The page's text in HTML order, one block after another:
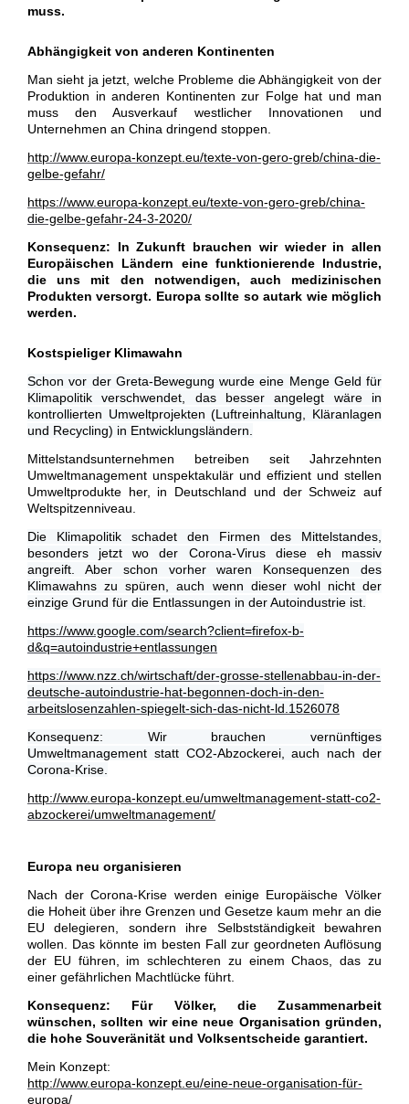
muss.
Abhängigkeit von anderen Kontinenten
Man sieht ja jetzt, welche Probleme die Abhängigkeit von der
Produktion in anderen Kontinenten zur Folge hat und man
muss den Ausverkauf westlicher Innovationen und
Unternehmen an China dringend stoppen.
http://www.europa-konzept.eu/texte-von-gero-greb/china-die-
gelbe-gefahr/
https://www.europa-konzept.eu/texte-von-gero-greb/china-
die-gelbe-gefahr-24-3-2020/
Konsequenz: In Zukunft brauchen wir wieder in allen
Europäischen Ländern eine funktionierende Industrie,
die uns mit den notwendigen, auch medizinischen
Produkten versorgt. Europa sollte so autark wie möglich
werden.
Kostspieliger Klimawahn
Schon vor der Greta-Bewegung wurde eine Menge Geld für
Klimapolitik verschwendet, das besser angelegt wäre in
kontrollierten Umweltprojekten (Luftreinhaltung, Kläranlagen
und Recycling) in Entwicklungsländern.
Mittelstandsunternehmen betreiben seit Jahrzehnten
Umweltmanagement unspektakulär und effizient und stellen
Umweltprodukte her, in Deutschland und der Schweiz auf
Weltspitzenniveau.
Die Klimapolitik schadet den Firmen des Mittelstandes,
besonders jetzt wo der Corona-Virus diese eh massiv
angreift. Aber schon vorher waren Konsequenzen des
Klimawahns zu spüren, auch wenn dieser wohl nicht der
einzige Grund für die Entlassungen in der Autoindustrie ist.
https://www.google.com/search?client=firefox-b-
d&q=autoindustrie+entlassungen
https://www.nzz.ch/wirtschaft/der-grosse-stellenabbau-in-der-
deutsche-autoindustrie-hat-begonnen-doch-in-den-
arbeitslosenzahlen-spiegelt-sich-das-nicht-ld.1526078
Konsequenz: Wir brauchen vernünftiges
Umweltmanagement statt CO2-Abzockerei, auch nach der
Corona-Krise.
http://www.europa-konzept.eu/umweltmanagement-statt-co2-
abzockerei/umweltmanagement/
Europa neu organisieren
Nach der Corona-Krise werden einige Europäische Völker
die Hoheit über ihre Grenzen und Gesetze kaum mehr an die
EU delegieren, sondern ihre Selbstständigkeit bewahren
wollen. Das könnte im besten Fall zur geordneten Auflösung
der EU führen, im schlechteren zu einem Chaos, das zu
einer gefährlichen Machtlücke führt.
Konsequenz: Für Völker, die Zusammenarbeit
wünschen, sollten wir eine neue Organisation gründen,
die hohe Souveränität und Volksentscheide garantiert.
Mein Konzept:
http://www.europa-konzept.eu/eine-neue-organisation-für-
europa/